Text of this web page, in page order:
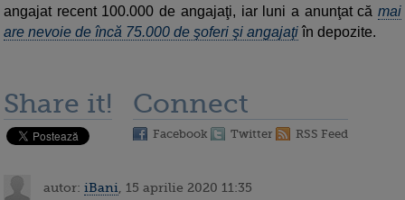
angajat recent 100.000 de angajaţi, iar luni a anunţat că mai
are nevoie de încă 75.000 de şoferi şi angajaţi în depozite.
Share it! Connect
Facebook Twitter RSS Feed
autor: iBani , 15 aprilie 2020 11:35